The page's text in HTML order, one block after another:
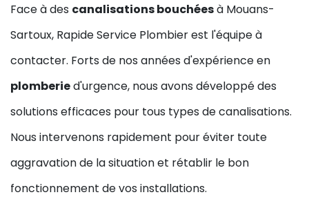
Face à des canalisations bouchéesà Mouans-
Sartoux, Rapide Service Plombier est l'équipe à
contacter. Forts de nos années d'expérience en
plomberied'urgence, nous avons développé des
solutions efficaces pour tous types de canalisations.
Nous intervenons rapidement pour éviter toute
aggravation de la situation et rétablir le bon
fonctionnement de vos installations.